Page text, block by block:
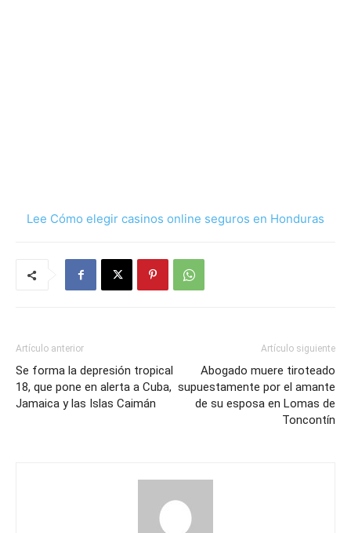
Lee Cómo elegir casinos online seguros en Honduras
Artículo anterior
Se forma la depresión tropical
18, que pone en alerta a Cuba,
Jamaica y las Islas Caimán
Artículo siguiente
Abogado muere tiroteado
supuestamente por el amante
de su esposa en Lomas de
Toncontín